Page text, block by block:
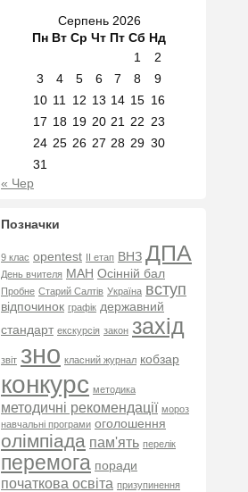
Серпень 2026
Пн Вт Ср Чт Пт Сб Нд
1
2
3
4 5 6 7 8
9
10 11 12 13 14 15 16
17 18 19 20 21 22 23
24 25 26 27 28 29 30
31
« Чер
Позначки
9 клас opentest ІІ етап ВНЗ ДПА
День вчителя МАН Осінній бал
Пробне Старий Салтів Україна вступ
відпочинок графік державний
стандарт екскурсія закон захід
звіт зно класний журнал кобзар
конкурс методика
методичні рекомендації мороз
навчальні програми оголошення
олімпіада пам'ять перелік
перемога поради
початкова освіта призупинення